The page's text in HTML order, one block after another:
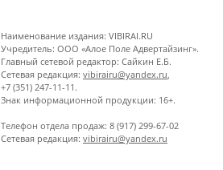
Наименование издания: VIBIRAI.RU
Учредитель: ООО «Алое Поле Адвертайзинг».
Главный сетевой редактор: Сайкин Е.Б.
Сетевая редакция: vibirairu@yandex.ru
+7 (351) 247-11-11.
Знак информационной продукции: 16+.
Телефон отдела продаж: 8 (917) 299-67-02
Сетевая редакция: vibirairu@yandex.ru